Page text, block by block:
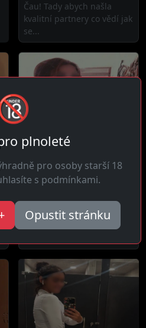
Čau! Tady abych našla
kvalitní partnery co vědí jak
se...
Růžena, 30 let
Ahoj! V běžném životě jsem
diskrétní ale mám skrytou...
plnoleté
pro osoby starší 18
s podmínkami.
Opustit stránku